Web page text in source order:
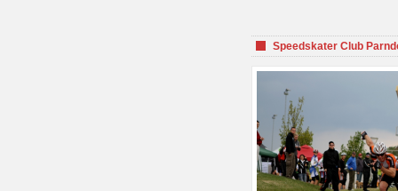
Speedskater Club